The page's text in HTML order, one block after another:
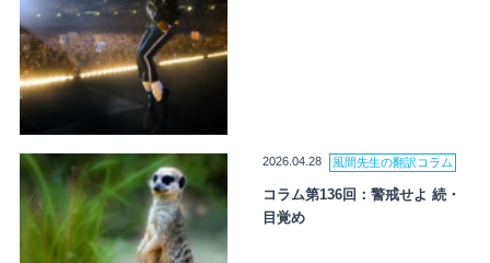
2026.04.28 風間先生の翻訳コラム
コラム第136回：警戒せよ 続・
目覚め